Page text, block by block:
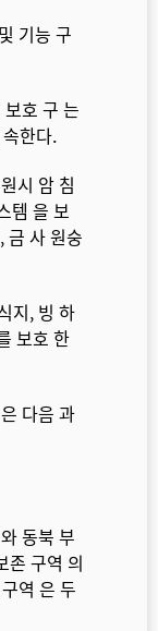
기능 구
호 구 는
한다.
시 암 침
템 을 보
금 사 원숭
지, 빙 하
보호 한
다음 과
동북 부
존 구역 의
역 은 두